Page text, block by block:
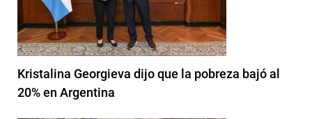
Kristalina Georgieva dijo que la pobreza bajó al
20% en Argentina